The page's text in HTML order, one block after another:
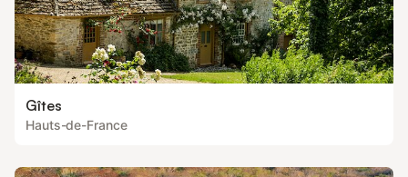
Gîtes
Hauts-de-France